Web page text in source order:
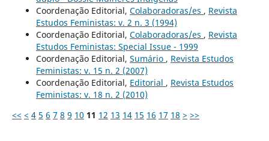
Coordenação Editorial, Colaboradoras/es , Revista
Estudos Feministas: v. 2 n. 3 (1994)
Coordenação Editorial, Colaboradoras/es , Revista
Estudos Feministas: Special Issue - 1999
Coordenação Editorial, Sumário , Revista Estudos
Feministas: v. 15 n. 2 (2007)
Coordenação Editorial, Editorial , Revista Estudos
Feministas: v. 18 n. 2 (2010)
<< < 4 5 6 7 8 9 10 11 12 13 14 15 16 17 18 > >>